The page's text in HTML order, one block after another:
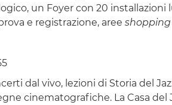
un Foyer con 20 installazioni
e registrazione, aree shopping
dal vivo, lezioni di Storia del
cinematografiche. La Casa del